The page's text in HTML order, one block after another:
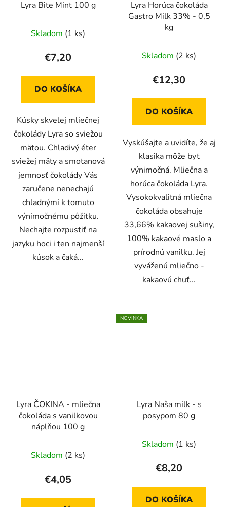
Lyra Bite Mint 100 g
Skladom (1 ks)
€7,20
DO KOŠÍKA
Kúsky skvelej mliečnej
čokolády Lyra so sviežou
mätou. Chladivý éter
sviežej mäty a smotanová
jemnosť čokolády Vás
zaručene nenechajú
chladnými k tomuto
výnimočnému pôžitku.
Nechajte rozpustiť na
jazyku hoci i ten najmenší
kúsok a čaká...
Lyra Horúca čokoláda
Gastro Milk 33% - 0,5
kg
Skladom (2 ks)
€12,30
DO KOŠÍKA
Vyskúšajte a uvidíte, že aj
klasika môže byť
výnimočná. Mliečna a
horúca čokoláda Lyra.
Vysokokvalitná mliečna
čokoláda obsahuje
33,66% kakaovej sušiny,
100% kakaové maslo a
prírodnú vanilku. Jej
vyváženú mliečno -
kakaovú chuť...
Lyra ČOKINA - mliečna
čokoláda s vanilkovou
náplňou 100 g
Skladom (2 ks)
€4,05
NOVINKA
Lyra Naša milk - s
posypom 80 g
Skladom (1 ks)
€8,20
DO KOŠÍKA